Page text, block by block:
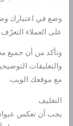
وضع في اعتبارك
على العملاء
وتأكد من أن جميع
والتعليقات
مع موقعك الويب.
التغليف
يجب أن تعكس